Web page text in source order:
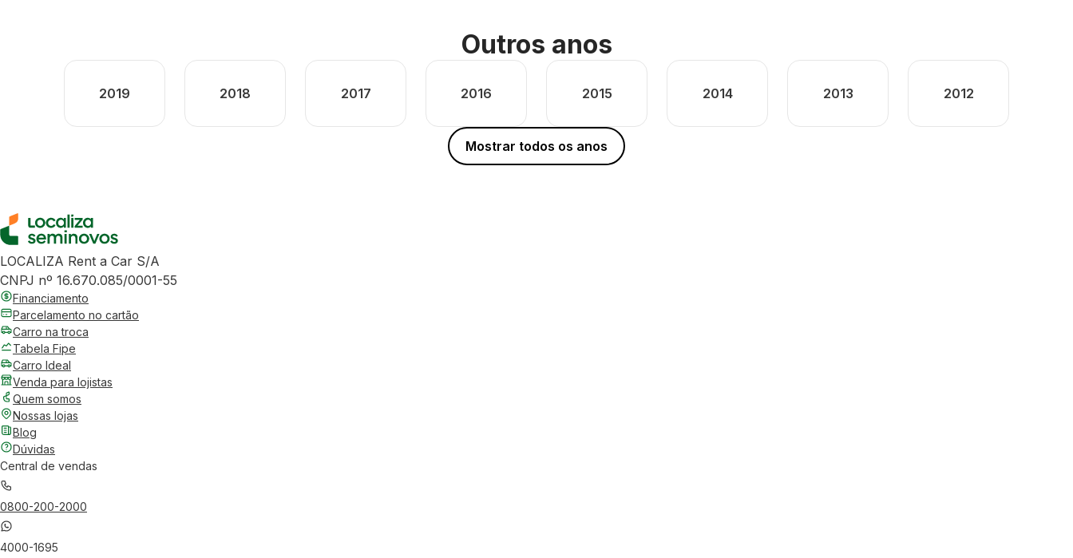
Outros anos
2019 2018 2017 2016 2015 2014 2013 2012
Mostrar todos os anos
LOCALIZA Rent a Car S/A
CNPJ nº 16.670.085/0001-55
Financiamento
Parcelamento no cartão
Carro na troca
Tabela Fipe
Carro Ideal
Venda para lojistas
Quem somos
Nossas lojas
Blog
Dúvidas
Central de vendas
0800-200-2000
4000-1695